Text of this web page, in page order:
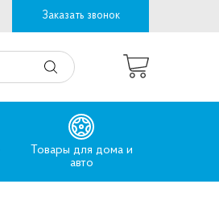
Заказать звонок
Товары для дома и
авто